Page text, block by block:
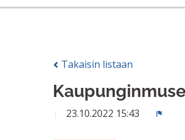
Takaisin listaan
23.10.2022 15:43